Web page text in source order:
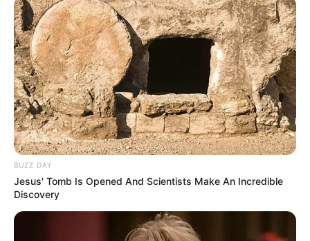
Tiercé Quinté du jour dans la réunion n°1 sur l’hippodrome
BUZZ DAY
Jesus' Tomb Is Opened And Scientists Make An Incredible
Discovery